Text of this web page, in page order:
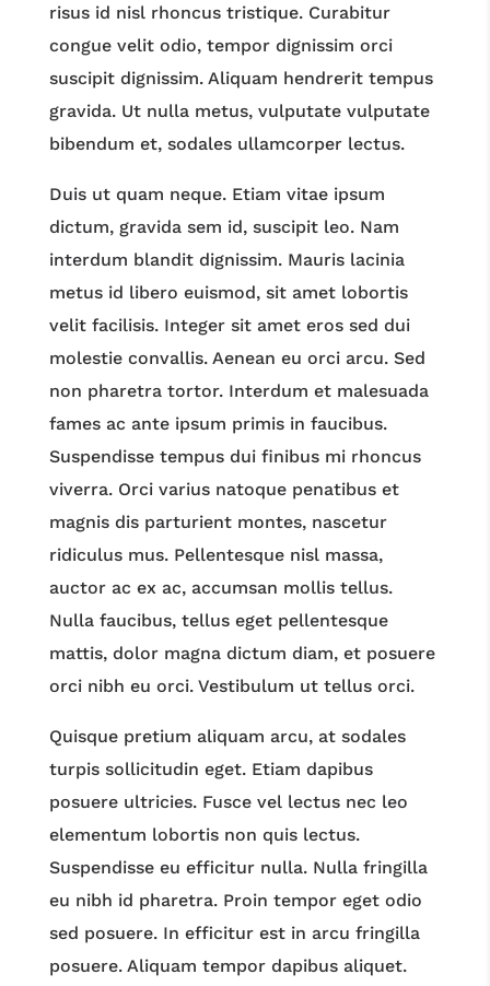
risus id nisl rhoncus tristique. Curabitur
congue velit odio, tempor dignissim orci
suscipit dignissim. Aliquam hendrerit tempus
gravida. Ut nulla metus, vulputate vulputate
bibendum et, sodales ullamcorper lectus.
Duis ut quam neque. Etiam vitae ipsum
dictum, gravida sem id, suscipit leo. Nam
interdum blandit dignissim. Mauris lacinia
metus id libero euismod, sit amet lobortis
velit facilisis. Integer sit amet eros sed dui
molestie convallis. Aenean eu orci arcu. Sed
non pharetra tortor. Interdum et malesuada
fames ac ante ipsum primis in faucibus.
Suspendisse tempus dui finibus mi rhoncus
viverra. Orci varius natoque penatibus et
magnis dis parturient montes, nascetur
ridiculus mus. Pellentesque nisl massa,
auctor ac ex ac, accumsan mollis tellus.
Nulla faucibus, tellus eget pellentesque
mattis, dolor magna dictum diam, et posuere
orci nibh eu orci. Vestibulum ut tellus orci.
Quisque pretium aliquam arcu, at sodales
turpis sollicitudin eget. Etiam dapibus
posuere ultricies. Fusce vel lectus nec leo
elementum lobortis non quis lectus.
Suspendisse eu efficitur nulla. Nulla fringilla
eu nibh id pharetra. Proin tempor eget odio
sed posuere. In efficitur est in arcu fringilla
posuere. Aliquam tempor dapibus aliquet.